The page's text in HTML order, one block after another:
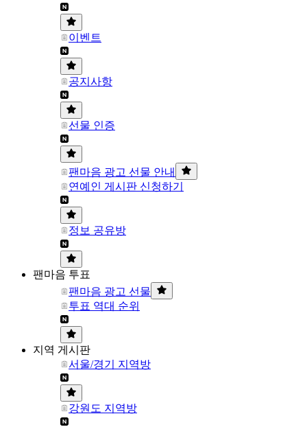
이벤트
공지사항
선물 인증
팬마음 광고 선물 안내
연예인 게시판 신청하기
정보 공유방
팬마음 투표
팬마음 광고 선물
투표 역대 순위
지역 게시판
서울/경기 지역방
강원도 지역방